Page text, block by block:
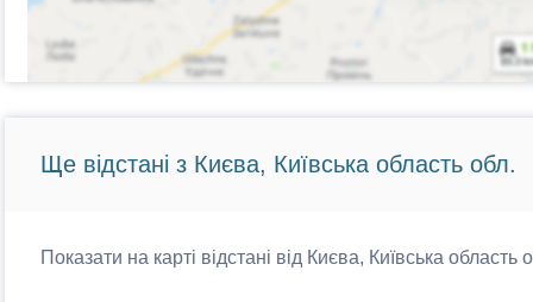
Ще відстані з Києва, Київська область обл.
Показати на карті відстані від Києва, Київська